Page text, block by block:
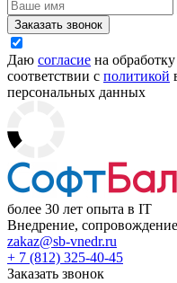
Заказать звонок
Даю согласие на
соответствии с политикой
персональных данных
более 30 лет опыта в IT
Внедрение,
zakaz@sb-vnedr.ru
+ 7 (812) 325-40-45
Заказать звонок